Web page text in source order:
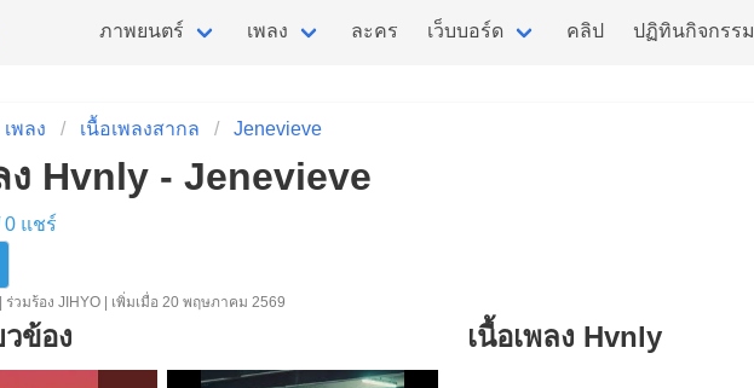
ภาพยนตร์ เพลง ละคร เว็บบอร์ด คลิป ปฏิทินกิจกรรม
เพลง เนื้อเพลงสากล Jenevieve
ง Hvnly - Jenevieve
0 แชร์
| ร่วมร้อง JIHYO | เพิ่มเมื่อ 20 พฤษภาคม 2569
ข้อง เนื้อเพลง Hvnly